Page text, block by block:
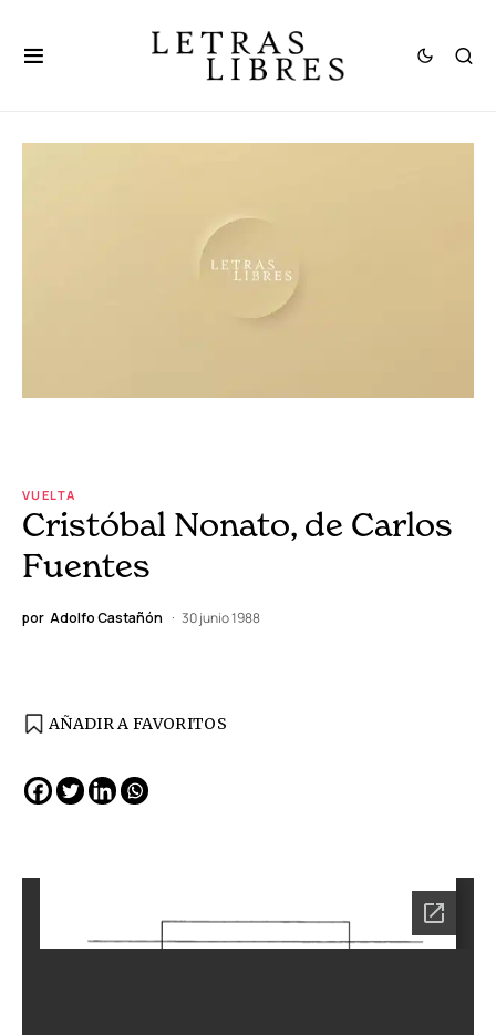
VUELTA
Cristóbal Nonato, de Carlos
Fuentes
por Adolfo Castañón 30 junio 1988
AÑADIR A FAVORITOS